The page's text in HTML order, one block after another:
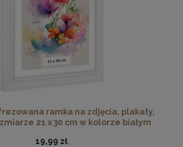
ramka na zdjęcia, plakaty,
21 x 30 cm w kolorze białym
19,99 zł